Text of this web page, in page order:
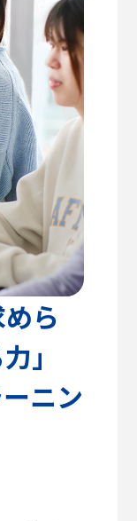
生VOICE
ら
」
ニン